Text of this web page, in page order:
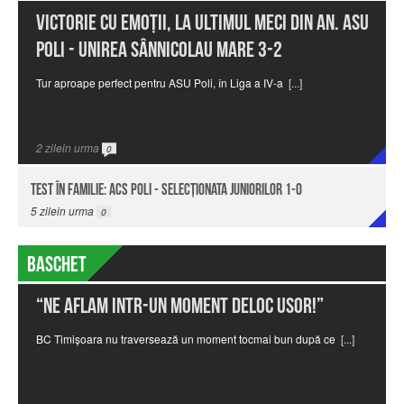
Victorie cu emoţii, la ultimul meci din an. ASU
Poli - Unirea Sânnicolau Mare 3-2
Tur aproape perfect pentru ASU Poli, în Liga a IV-a [...]
2zilein urma 0
Test în familie: ACS Poli - Selecționata juniorilor 1-0
5zilein urma 0
Baschet
“Ne aflam intr-un moment deloc usor!”
BC Timișoara nu traversează un moment tocmai bun după ce [...]